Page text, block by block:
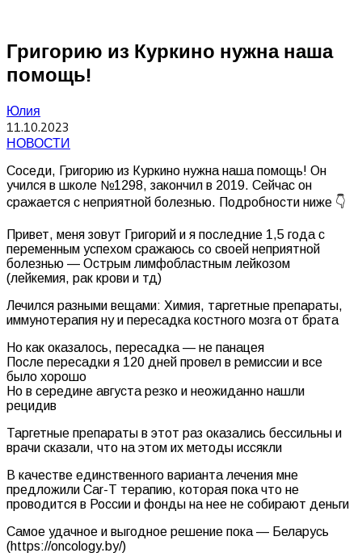
Григорию из Куркино нужна наша
помощь!
Юлия
11.10.2023
НОВОСТИ
Соседи, Григорию из Куркино нужна наша помощь! Он
учился в школе №1298, закончил в 2019. Сейчас он
сражается с неприятной болезнью. Подробности ниже 👇
Привет, меня зовут Григорий и я последние 1,5 года с
переменным успехом сражаюсь со своей неприятной
болезнью — Острым лимфобластным лейкозом
(лейкемия, рак крови и тд)
Лечился разными вещами: Химия, таргетные препараты,
иммунотерапия ну и пересадка костного мозга от брата
Но как оказалось, пересадка — не панацея
После пересадки я 120 дней провел в ремиссии и все
было хорошо
Но в середине августа резко и неожиданно нашли
рецидив
Таргетные препараты в этот раз оказались бессильны и
врачи сказали, что на этом их методы иссякли
В качестве единственного варианта лечения мне
предложили Car-T терапию, которая пока что не
проводится в России и фонды на нее не собирают деньги
Самое удачное и выгодное решение пока — Беларусь
(https://oncology.by/)